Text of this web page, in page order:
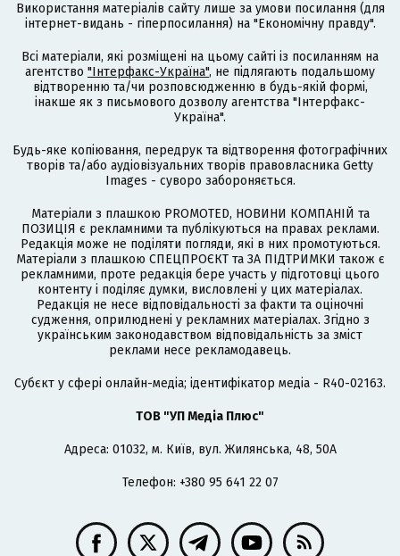
Використання матеріалів сайту лише за умови посилання (для
інтернет-видань - гіперпосилання) на "Економічну правду".
Всі матеріали, які розміщені на цьому сайті із посиланням на
агентство "Інтерфакс-Україна", не підлягають подальшому
відтворенню та/чи розповсюдженню в будь-якій формі,
інакше як з письмового дозволу агентства "Інтерфакс-
Україна".
Будь-яке копіювання, передрук та відтворення фотографічних
творів та/або аудіовізуальних творів правовласника Getty
Images - суворо забороняється.
Матеріали з плашкою PROMOTED, НОВИНИ КОМПАНІЙ та
ПОЗИЦІЯ є рекламними та публікуються на правах реклами.
Редакція може не поділяти погляди, які в них промотуються.
Матеріали з плашкою СПЕЦПРОЄКТ та ЗА ПІДТРИМКИ також є
рекламними, проте редакція бере участь у підготовці цього
контенту і поділяє думки, висловлені у цих матеріалах.
Редакція не несе відповідальності за факти та оціночні
судження, оприлюднені у рекламних матеріалах. Згідно з
українським законодавством відповідальність за зміст
реклами несе рекламодавець.
Cубєкт у сфері онлайн-медіа; ідентифікатор медіа - R40-02163.
ТОВ "УП Медіа Плюс"
Адреса: 01032, м. Київ, вул. Жилянська, 48, 50А
Телефон: +380 95 641 22 07